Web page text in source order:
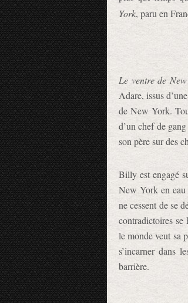
York, paru en
Le ventre de
Adare, issus
de New York.
d’un chef de
son père sur des
Billy est engagé
New York en eau
ne cessent de se
contradictoires
le monde veut sa
s’incarner dans
barrière.